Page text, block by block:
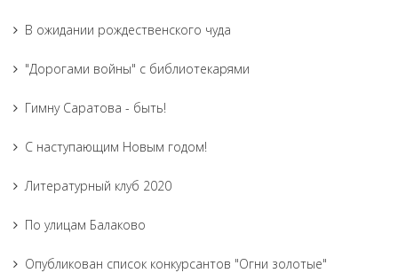
В ожидании рождественского чуда
"Дорогами войны" с библиотекарями
Гимну Саратова - быть!
С наступающим Новым годом!
Литературный клуб 2020
По улицам Балаково
Опубликован список конкурсантов "Огни золотые"